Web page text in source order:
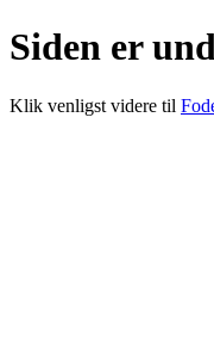
Siden er
Klik venligst videre til